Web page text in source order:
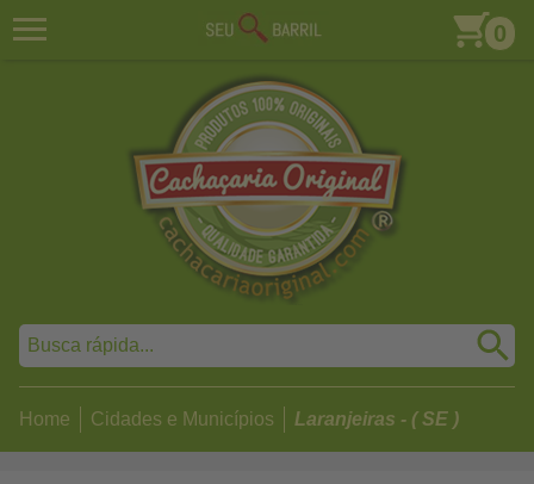
0
Home Cidades e Municípios Laranjeiras - ( SE )